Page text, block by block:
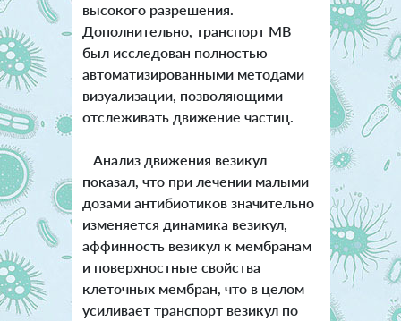
высокого разрешения.
Дополнительно, транспорт MВ
был исследован полностью
автоматизированными методами
визуализации, позволяющими
отслеживать движение частиц.
Анализ движения везикул
показал, что при лечении малыми
дозами антибиотиков значительно
изменяется динамика везикул,
аффинность везикул к мембранам
и поверхностные свойства
клеточных мембран, что в целом
усиливает транспорт везикул по